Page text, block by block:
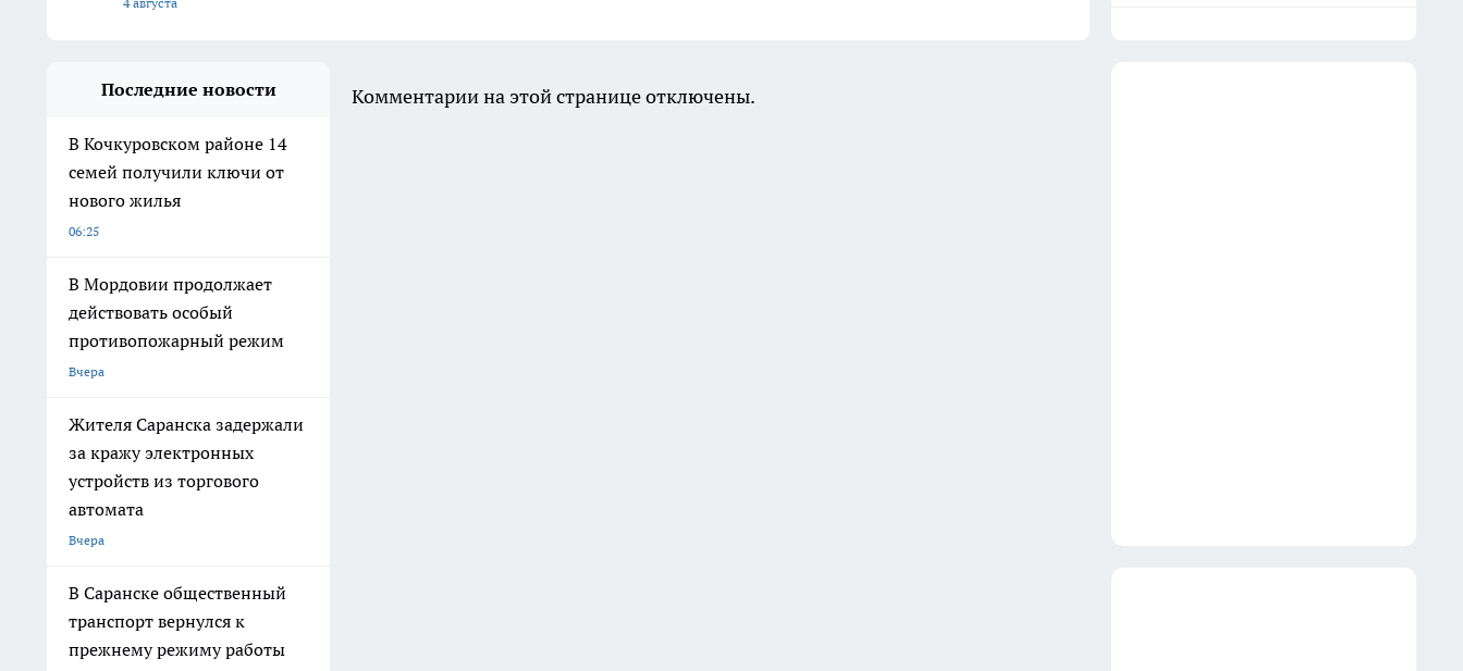
Последние новости
В Кочкуровском районе 14
семей получили ключи от
нового жилья
06:25
В Мордовии продолжает
действовать особый
противопожарный режим
Вчера
Жителя Саранска задержали
за кражу электронных
устройств из торгового
автомата
Вчера
В Саранске общественный
транспорт вернулся к
прежнему режиму работы
Комментарии на этой странице отключены.